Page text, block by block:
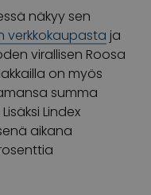
näkyy sen
verkkokaupasta ja
virallisen Roosa
on myös
summa
Lindex
aikana